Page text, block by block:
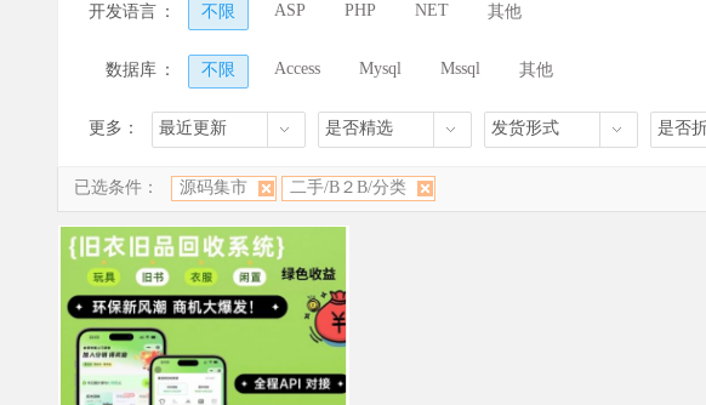
开发语言 ： 不限 ASP PHP NET 其他
数据库 ： 不限 Access Mysql Mssql 其他
更多： 最近更新 是否精选 发货形式 是否
已选条件： 源码集市 二手/B２B/分类